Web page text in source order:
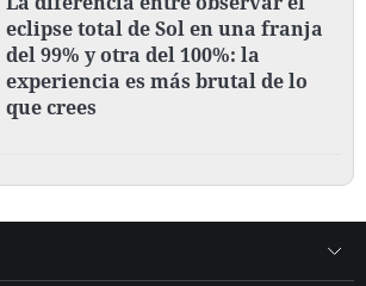
eclipse total de Sol en una franja
del 99% y otra del 100%: la
experiencia es más brutal de lo
que crees